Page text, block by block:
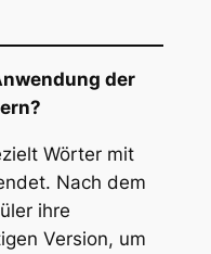
der
Wörter mit
Nach dem
ihre
Version, um